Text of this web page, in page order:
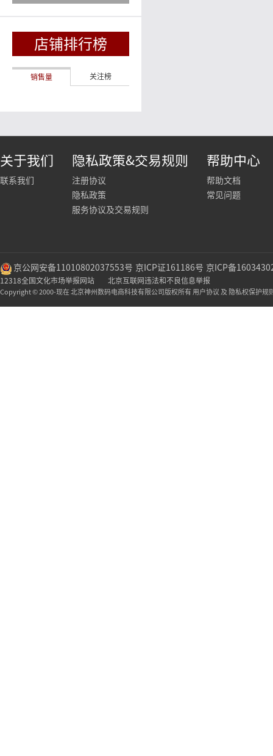
店铺排行榜
销售量 关注榜
关于我们
联系我们
隐私政策&交易规则
注册协议
隐私政策
服务协议及交易规则
帮助中心
帮助文档
常见问题
京公网安备11010802037553号 京ICP证161186号 京ICP备
12318全国文化市场举报网站 北京互联网违法和不良信息举报
Copyright © 2000-现在 北京神州数码电商科技有限公司版权所有 用户协议 及 隐私权保护规